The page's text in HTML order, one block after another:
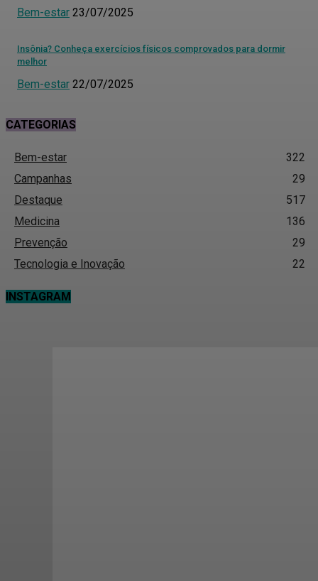
Bem-estar 23/07/2025
Insônia? Conheça exercícios físicos comprovados para dormir
melhor
Bem-estar 22/07/2025
CATEGORIAS
Bem-estar
322
Campanhas
29
Destaque
517
Medicina
136
Prevenção
29
Tecnologia e Inovação
22
INSTAGRAM